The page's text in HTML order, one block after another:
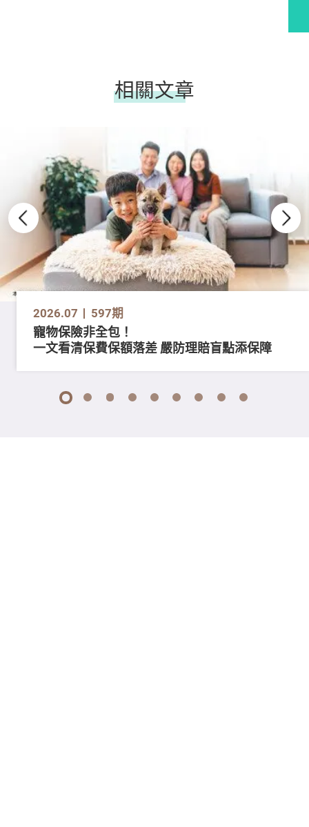
相關文章
2026.07 597期
寵物保險非全包！
一文看清保費保額落差 嚴防理賠盲點添保障
1 2 3 4 5 6 7 8 9